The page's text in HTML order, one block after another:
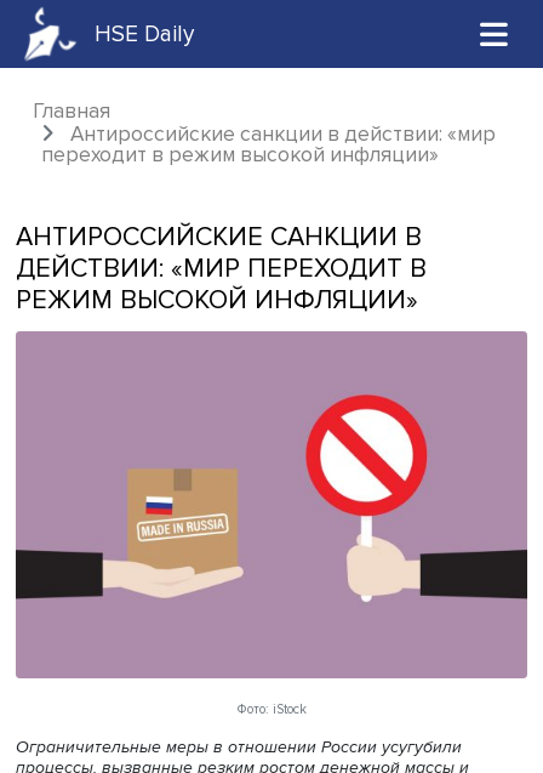
HSE Daily
Главная
Антироссийские санкции в действии:
АНТИРОССИЙСКИЕ САНКЦИИ В
ДЕЙСТВИИ: «МИР ПЕРЕХОДИТ В
РЕЖИМ ВЫСОКОЙ ИНФЛЯЦИИ»